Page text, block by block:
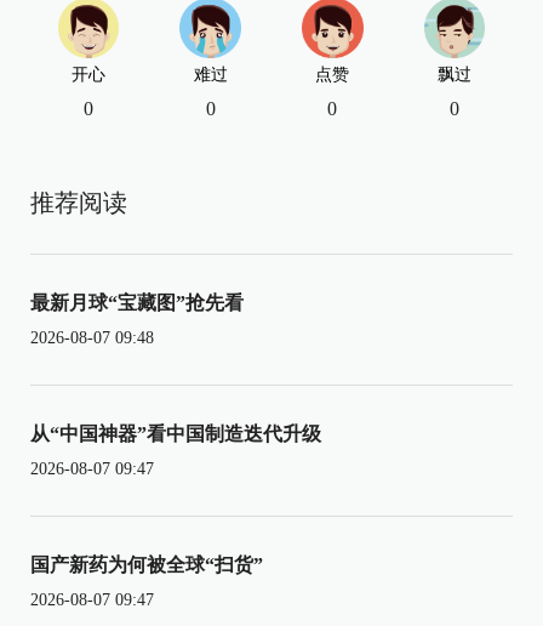
开心
0
难过
0
点赞
0
飘过
0
推荐阅读
最新月球“宝藏图”抢先看
2026-08-07 09:48
从“中国神器”看中国制造迭代升级
2026-08-07 09:47
国产新药为何被全球“扫货”
2026-08-07 09:47